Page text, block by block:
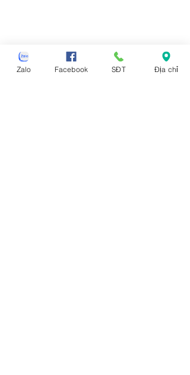
Zalo Facebook SĐT Địa chỉ